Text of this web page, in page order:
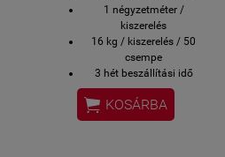
1 négyzetméter /
kiszerelés
16 kg / kiszerelés / 50
csempe
3 hét beszállítási idő
megrendeléstől számítva
Bemutatóteremben
kézzelfogható (Bp.
 KOSÁRBA